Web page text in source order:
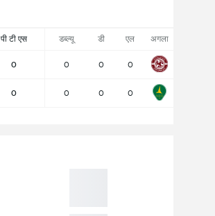
पी टी एस डब्ल्यू डी एल अगला
0 0 0 0
0 0 0 0